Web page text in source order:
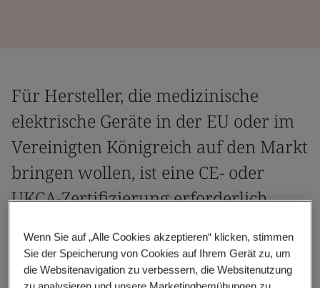
Für Hersteller, die medizinische
elektrische Geräte in der EU oder im
Vereinigten Königreich auf den Markt
bringen wollen, ist eine CE- oder
UKCA-Zertifizierung erforderlich.
Compliance mit den Normen auf dem neuesten
Stand der Technik ist der bevorzugte Weg, um die
Compliance mit den geltenden allgemeinen
Wenn Sie auf „Alle Cookies akzeptieren“ klicken, stimmen
Sie der Speicherung von Cookies auf Ihrem Gerät zu, um
die Websitenavigation zu verbessern, die Websitenutzung